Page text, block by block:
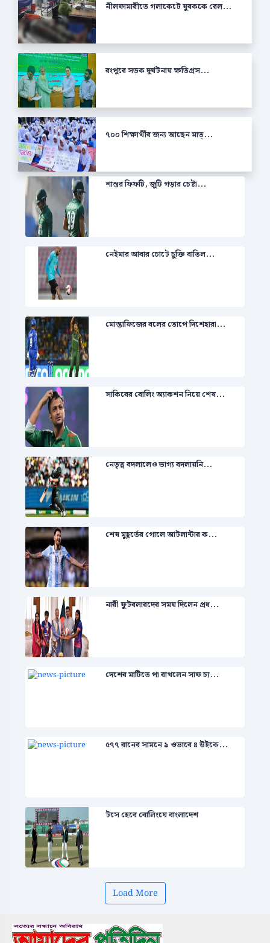
নীলফামারীতে গলাকেটে যুবককে রেল...
রংপুরে সড়ক দুর্ঘটনায় ক্ষতিগ্রস...
৭০০ শিক্ষার্থীর জন্য আছেন মাত্...
শান্তর ফিফটি, জুটি গড়ার চেষ্টা...
নেইমার আবার চোটে চুক্তি বাতিল...
মোস্তাফিজের বলের তোপে দিশেহারা...
সাকিবের বোলিং অ্যাকশন নিয়ে শেষ...
নেতৃত্ব বদলালেও ভাগ্য বদলায়নি...
শেষ মুহূর্তের গোলে আটলান্টার ক...
নারী ফুটবলারদের সময় দিলেন প্রধ...
দেশের মাটিতে পা রাখলেন সাফ চ্য...
৫৭৭ রানের সামনে ৯ ওভারে ৪ উইকে...
টসে হেরে বোলিংয়ে বাংলাদেশ
Load More